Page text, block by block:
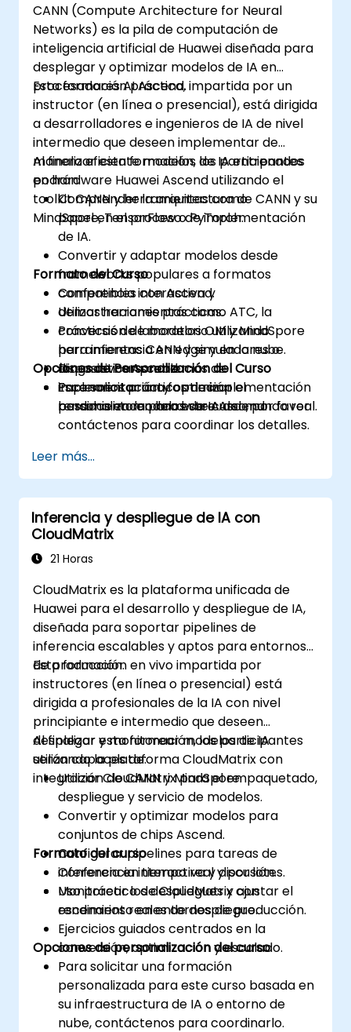
CANN (Compute Architecture for Neural
Networks) es la pila de computación de
inteligencia artificial de Huawei diseñada para
desplegar y optimizar modelos de IA en
procesadores AI Ascend.
Esta formación práctica, impartida por un
instructor (en línea o presencial), está dirigida
a desarrolladores e ingenieros de IA de nivel
intermedio que deseen implementar de
manera eficiente modelos de IA entrenados
en hardware Huawei Ascend utilizando el
toolkit CANN y herramientas como
MindSpore, TensorFlow o PyTorch.
Al finalizar esta formación, los participantes
podrán:
Comprender la arquitectura de CANN y su
papel en el proceso de implementación
de IA.
Convertir y adaptar modelos desde
frameworks populares a formatos
compatibles con Ascend.
Utilizar herramientas como ATC, la
conversión de modelos OM y MindSpore
para inferencia en edge y en la nube.
Diagnosticar problemas de
implementación y optimizar el
rendimiento en hardware Ascend.
Formato del Curso
Conferencia interactiva y
demostraciones prácticas.
Prácticas de laboratorio utilizando
herramientas CANN y simuladores o
dispositivos Ascend.
Escenarios prácticos de implementación
basados en modelos de IA del mundo real.
Opciones de Personalización del Curso
Para solicitar una formación
personalizada para este curso, por favor
contáctenos para coordinar los detalles.
Leer más...
Inferencia y despliegue de IA con
CloudMatrix
21 Horas
CloudMatrix es la plataforma unificada de
Huawei para el desarrollo y despliegue de IA,
diseñada para soportar pipelines de
inferencia escalables y aptos para entornos
de producción.
Esta formación en vivo impartida por
instructores (en línea o presencial) está
dirigida a profesionales de la IA con nivel
principiante e intermedio que deseen
desplegar y monitorear modelos de IA
utilizando la plataforma CloudMatrix con
integración de CANN y MindSpore.
Al finalizar esta formación, los participantes
serán capaces de:
Utilizar CloudMatrix para el empaquetado,
despliegue y servicio de modelos.
Convertir y optimizar modelos para
conjuntos de chips Ascend.
Configurar pipelines para tareas de
inferencia en tiempo real y por lotes.
Monitorear los despliegues y ajustar el
rendimiento en entornos de producción.
Formato del curso
Conferencia interactiva y discusión.
Uso práctico de CloudMatrix con
escenarios reales de despliegue.
Ejercicios guiados centrados en la
conversión, optimización y escalado.
Opciones de personalización del curso
Para solicitar una formación
personalizada para este curso basada en
su infraestructura de IA o entorno de
nube, contáctenos para coordinarlo.